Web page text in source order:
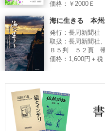
価格：￥2000Ｅ
海に生きる 本州
発行：長周新聞社
取扱：長周新聞社
Ｂ５判 ５２頁
価格：1,600円＋税